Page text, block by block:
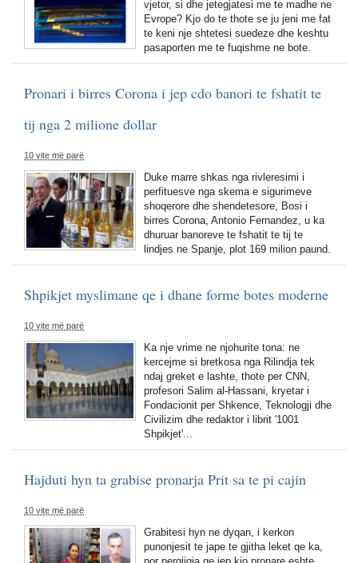
vjetor, si dhe jetegjatesi me te madhe ne
Evrope? Kjo do te thote se ju jeni me fat
te keni nje shtetesi suedeze dhe keshtu
pasaporten me te fuqishme ne bote.
Pronari i birres Corona i jep cdo banori te fshatit te
tij nga 2 milione dollar
10 vite më parë
Duke marre shkas nga rivleresimi i
perfituesve nga skema e sigurimeve
shoqerore dhe shendetesore, Bosi i
birres Corona, Antonio Fernandez, u ka
dhuruar banoreve te fshatit te tij te
lindjes ne Spanje, plot 169 milion paund.
Shpikjet myslimane qe i dhane forme botes moderne
10 vite më parë
Ka nje vrime ne njohurite tona: ne
kercejme si bretkosa nga Rilindja tek
ndaj greket e lashte, thote per CNN,
profesori Salim al-Hassani, kryetar i
Fondacionit per Shkence, Teknologji dhe
Civilizim dhe redaktor i librit '1001
Shpikjet'...
Hajduti hyn ta grabise pronarja Prit sa te pi cajin
10 vite më parë
Grabitesi hyn ne dyqan, i kerkon
punonjesit te jape te gjitha leket qe ka,